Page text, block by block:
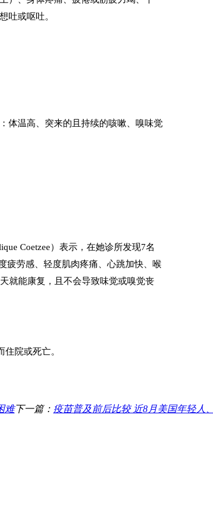
吐或呕吐。
体温高、突来的且持续的咳嗽、嗅味觉
Coetzee）表示，在她诊所发现7名
疲劳感、轻度肌肉疼痛、心跳加快、喉
就能康复，且不会导致味觉或嗅觉丧
院或死亡。
难下一篇： 疫苗普及前后比较 近8月美国年轻人